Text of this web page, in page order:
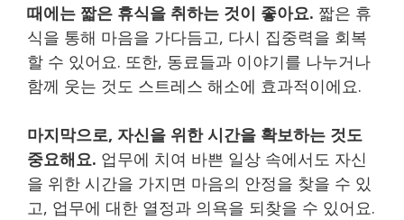
때에는 짧은 휴식을 취하는 것이 좋아요. 짧은 휴
식을 통해 마음을 가다듬고, 다시 집중력을 회복
할 수 있어요. 또한, 동료들과 이야기를 나누거나
함께 웃는 것도 스트레스 해소에 효과적이에요.
마지막으로, 자신을 위한 시간을 확보하는 것도
중요해요. 업무에 치여 바쁜 일상 속에서도 자신
을 위한 시간을 가지면 마음의 안정을 찾을 수 있
고, 업무에 대한 열정과 의욕을 되찾을 수 있어요.